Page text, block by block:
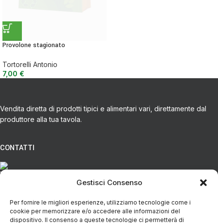
Gestisci Consenso
Per fornire le migliori esperienze, utilizziamo tecnologie come i
cookie per memorizzare e/o accedere alle informazioni del
dispositivo. Il consenso a queste tecnologie ci permetterà di
Provolone stagionato
Tortorelli Antonio
7,00 €
Vendita diretta di prodotti tipici e alimentari vari, direttamente dal
produttore alla tua tavola.
CONTATTI
+39 348 5888298